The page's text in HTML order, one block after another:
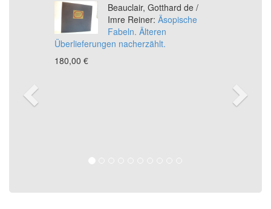
Beauclair, Gotthard de /
Imre Reiner: Äsopische
Fabeln. Älteren
Überlieferungen nacherzählt.
180,00 €
Previous